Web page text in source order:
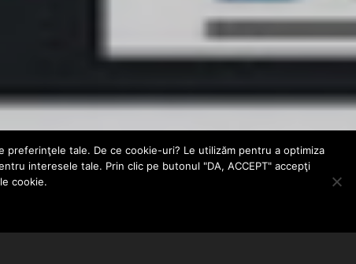
tale. De ce cookie-uri? Le utilizăm pentru a optimiza
interesele tale. Prin clic pe butonul "DA, ACCEPT" accepţi
cookie.